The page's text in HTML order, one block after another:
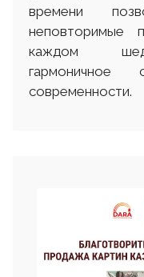
времени
неповторимые
каждом
гармоничное
современности.